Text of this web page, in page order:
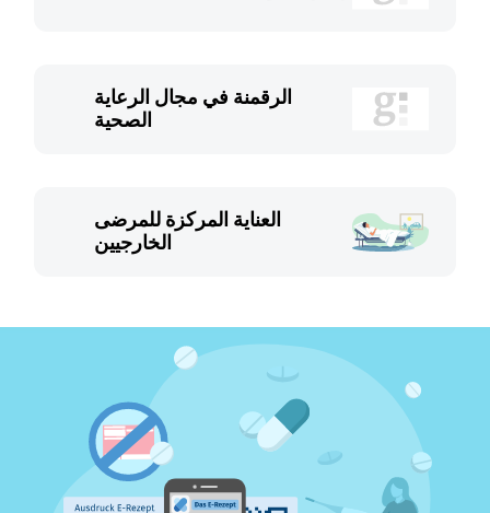
الرقمنة في مجال الرعاية
الصحية
العناية المركزة للمرضى
الخارجيين